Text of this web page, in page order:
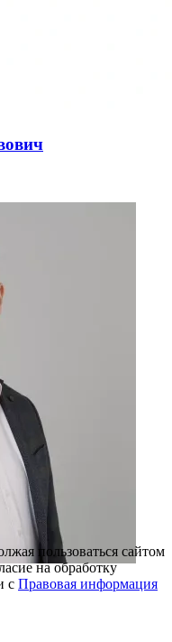
пользоваться сайтом
на обработку
с Правовая информация